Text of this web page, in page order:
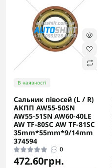
В наявності
Сальник півосей (L / R)
АКПП AW55-50SN
AW55-51SN AW60-40LE
AW TF-80SC AW TF-81SC
35mm*55mm*9/14mm
374594
0
472.60грн.